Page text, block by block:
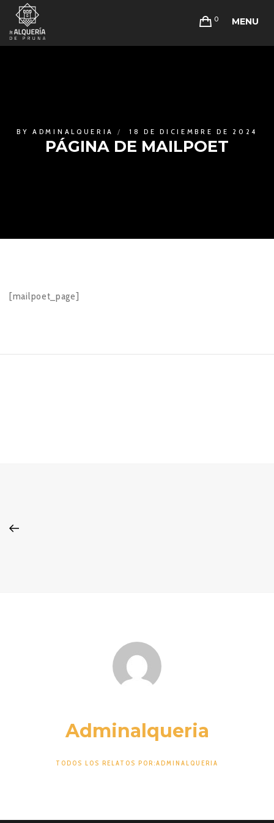
MENU
0
BYADMINALQUERIA 18 DE DICIEMBRE DE 2024
PÁGINA DE MAILPOET
[mailpoet_page]
Adminalqueria
TODOS LOS RELATOS POR:ADMINALQUERIA